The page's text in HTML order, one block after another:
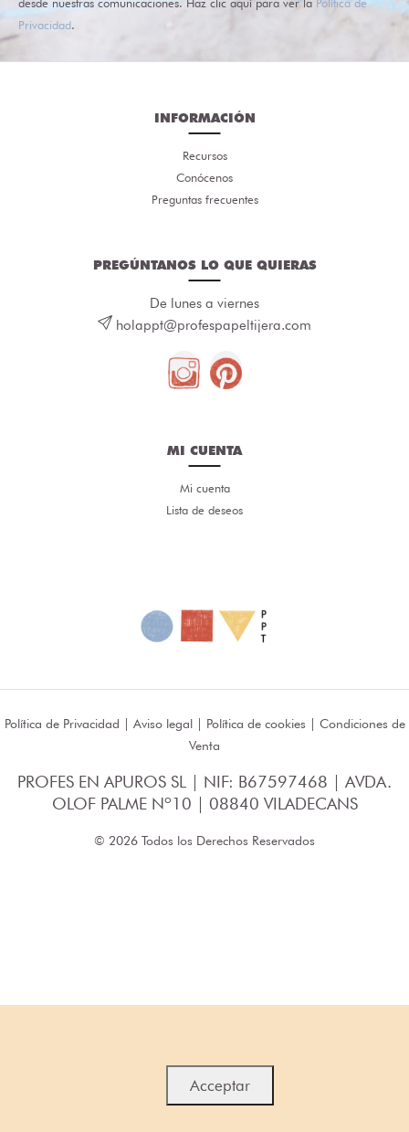
Privacidad.
INFORMACIÓN
Recursos
Conócenos
Preguntas frecuentes
PREGÚNTANOS LO QUE QUIERAS
De lunes a viernes
holappt@profespapeltijera.com
MI CUENTA
Mi cuenta
Lista de deseos
Política de Privacidad | Aviso legal| Política de cookies | Condiciones de
Venta
PROFES EN APUROS SL | NIF: B67597468 | AVDA.
OLOF PALME Nº10 | 08840 VILADECANS
© 2026 Todos los Derechos Reservados
Acceptar